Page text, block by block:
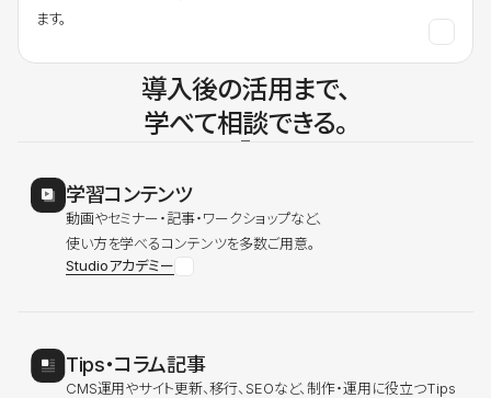
ます。
導入後の活用まで、
学べて相談できる。
学習コンテンツ
動画やセミナー・記事・ワークショップなど、
使い方を学べるコンテンツを多数ご用意。
Studioアカデミー
Tips・コラム記事
CMS運用やサイト更新、移行、SEOなど、制作・運用に役立つTips